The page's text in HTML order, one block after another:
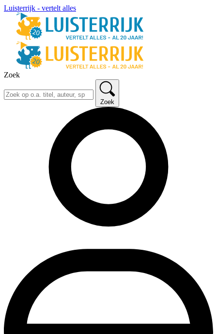
Luisterrijk - vertelt alles
Zoek
Zoek